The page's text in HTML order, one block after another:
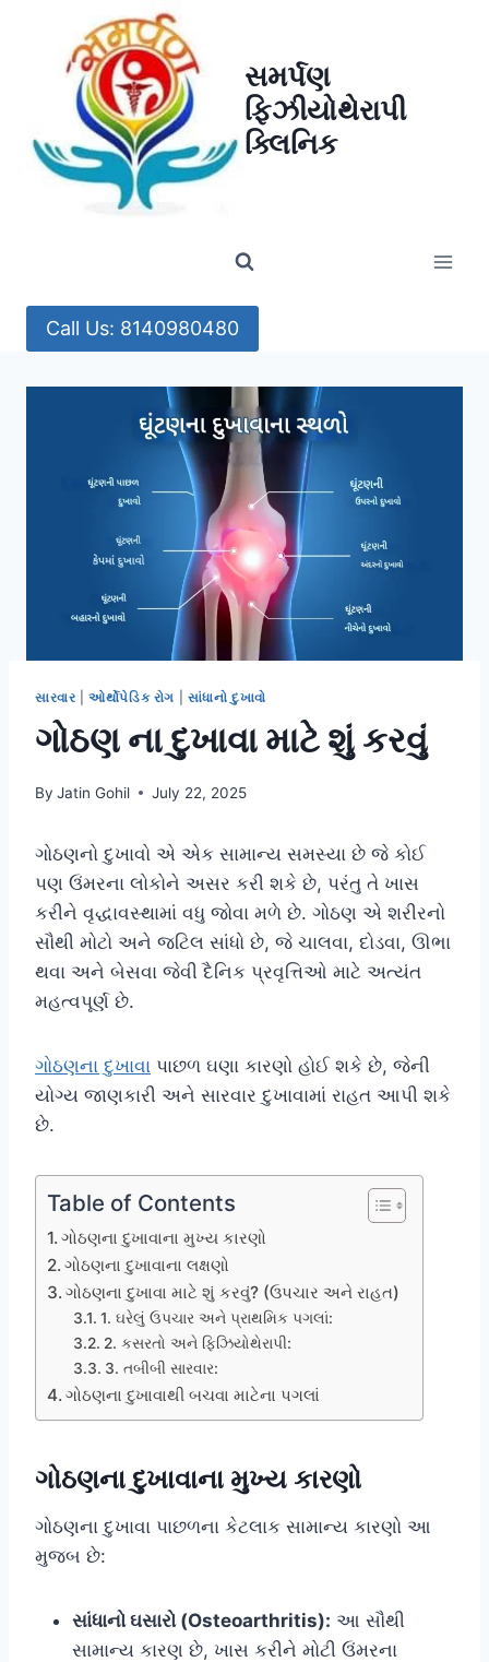
સમર્પણ
ફિઝીયોથેરાપી
ક્લિનિક
Call Us: 8140980480
સારવાર |ઓર્થોપેડિક રોગ સાંધાનો દુખાવો
ગોઠણ ના દુખાવા માટે શું કરવું
By Jatin Gohil July 22, 2025
ગોઠણનો દુખાવો એ એક સામાન્ય સમસ્યા છે જે કોઈ
પણ ઉંમરના લોકોને અસર કરી શકે છે, પરંતુ તે ખાસ
કરીને વૃદ્ધાવસ્થામાં વધુ જોવા મળે છે. ગોઠણ એ શરીરનો
સૌથી મોટો અને જટિલ સાંધો છે, જે ચાલવા, દોડવા, ઊભા
થવા અને બેસવા જેવી દૈનિક પ્રવૃત્તિઓ માટે અત્યંત
મહત્વપૂર્ણ છે.
ગોઠણના દુખાવા પાછળ ઘણા કારણો હોઈ શકે છે, જેની
યોગ્ય જાણકારી અને સારવાર દુખાવામાં રાહત આપી શકે
છે.
Table of Contents
ગોઠણના દુખાવાના મુખ્ય કારણો
ગોઠણના દુખાવાના લક્ષણો
ગોઠણના દુખાવા માટે શું કરવું? (ઉપચાર અને રાહત)
1. ઘરેલું ઉપચાર અને પ્રાથમિક પગલાં:
2. કસરતો અને ફિઝિયોથેરાપી:
3. તબીબી સારવાર:
ગોઠણના દુખાવાથી બચવા માટેના પગલાં
ગોઠણના દુખાવાના મુખ્ય કારણો
ગોઠણના દુખાવા પાછળના કેટલાક સામાન્ય કારણો આ
મુજબ છે:
સાંધાનો ઘસારો (Osteoarthritis): આ સૌથી
સામાન્ય કારણ છે, ખાસ કરીને મોટી ઉંમરના